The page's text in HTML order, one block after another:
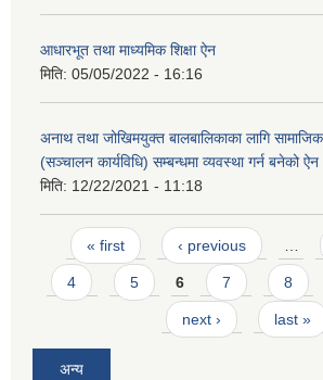
आधारभूत तथा माध्यमिक शिक्षा ऐन
मिति: 05/05/2022 - 16:16
अनाथ तथा जोखिमयुक्त बालबालिकाका लागि सामाजिक
(सञ्चालन कार्यविधि) सम्बन्धमा व्यवस्था गर्न बनेको ऐन
मिति: 12/22/2021 - 11:18
Pages
« first ‹ previous
4 5 6 7 8
next › last »
अन्य